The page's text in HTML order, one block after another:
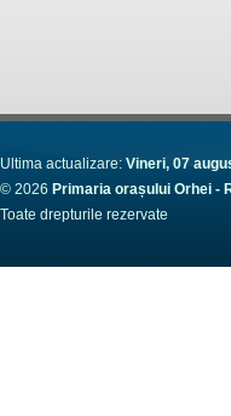
Ultima actualizare: Vineri, 07
© 2026 Primaria orașului Orhei -
Toate drepturile rezervate